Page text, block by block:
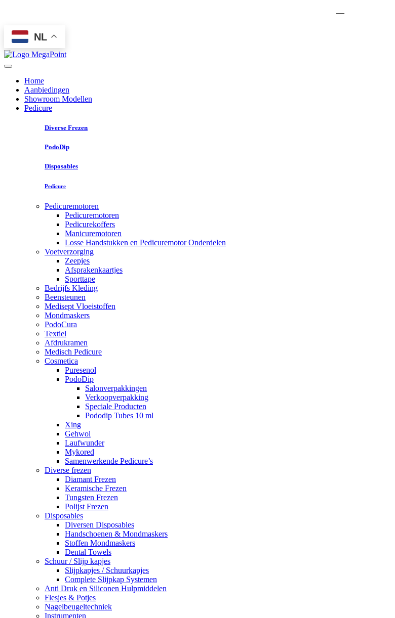
—
NL
Home
Aanbiedingen
Showroom Modellen
Pedicure
Diverse Frezen
PodoDip
Disposables
Pedicure
Pedicuremotoren
Pedicuremotoren
Pedicurekoffers
Manicuremotoren
Losse Handstukken en Pedicuremotor Onderdelen
Voetverzorging
Zeepjes
Afsprakenkaartjes
Sporttape
Bedrijfs Kleding
Beensteunen
Medisept Vloeistoffen
Mondmaskers
PodoCura
Textiel
Afdrukramen
Medisch Pedicure
Cosmetica
Puresenol
PodoDip
Salonverpakkingen
Verkoopverpakking
Speciale Producten
Pododip Tubes 10 ml
Xing
Gehwol
Laufwunder
Mykored
Samenwerkende Pedicure’s
Diverse frezen
Diamant Frezen
Keramische Frezen
Tungsten Frezen
Polijst Frezen
Disposables
Diversen Disposables
Handschoenen & Mondmaskers
Stoffen Mondmaskers
Dental Towels
Schuur / Slijp kapjes
Slijpkapjes / Schuurkapjes
Complete Slijpkap Systemen
Anti Druk en Siliconen Hulpmiddelen
Flesjes & Potjes
Nagelbeugeltechniek
Instrumenten